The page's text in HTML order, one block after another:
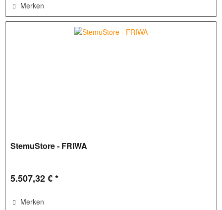
Merken
StemuStore - FRIWA
5.507,32 € *
Merken